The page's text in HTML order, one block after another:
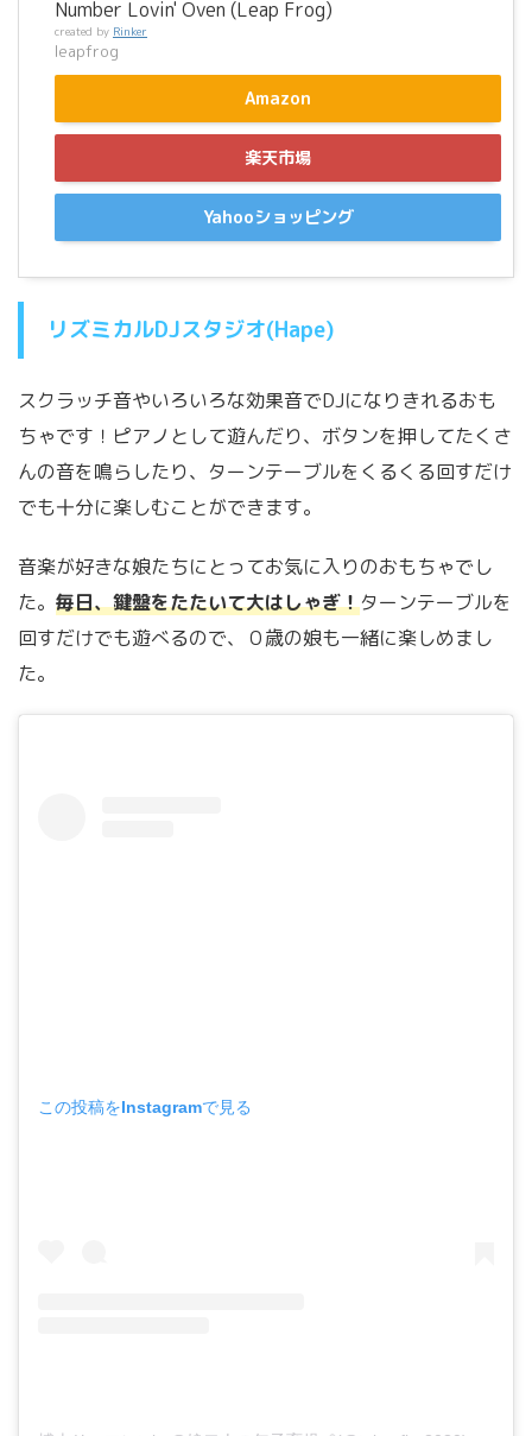
Number Lovin' Oven (Leap Frog)
created by Rinker
leapfrog
Amazon
楽天市場
Yahooショッピング
リズミカルDJスタジオ(Hape)
スクラッチ音やいろいろな効果音でDJになりきれるおも
ちゃです！ピアノとして遊んだり、ボタンを押してたくさ
んの音を鳴らしたり、ターンテーブルをくるくる回すだけ
でも十分に楽しむことができます。
音楽が好きな娘たちにとってお気に入りのおもちゃでし
た。 毎日、鍵盤をたたいて大はしゃぎ！ターンテーブルを
回すだけでも遊べるので、０歳の娘も一緒に楽しめまし
た。
この投稿をInstagramで見る